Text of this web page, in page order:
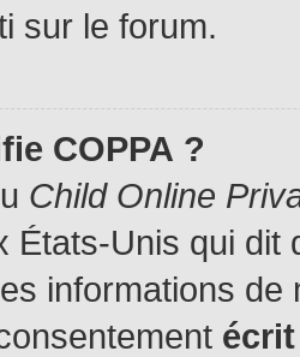
sur le forum.
COPPA ?
Child Online
États-Unis qui
informations
écrit